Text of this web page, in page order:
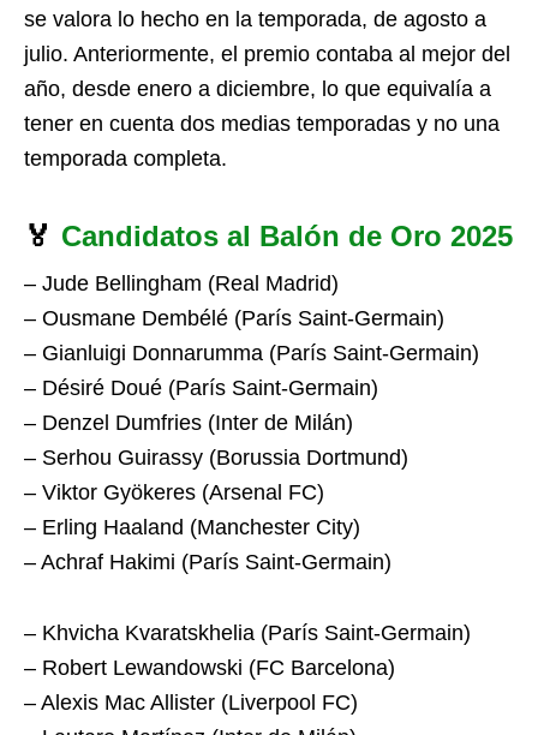
se valora lo hecho en la temporada, de agosto a
julio. Anteriormente, el premio contaba al mejor del
año, desde enero a diciembre, lo que equivalía a
tener en cuenta dos medias temporadas y no una
temporada completa.
🏅 Candidatos al Balón de Oro 2025
– Jude Bellingham (Real Madrid)
– Ousmane Dembélé (París Saint-Germain)
– Gianluigi Donnarumma (París Saint-Germain)
– Désiré Doué (París Saint-Germain)
– Denzel Dumfries (Inter de Milán)
– Serhou Guirassy (Borussia Dortmund)
– Viktor Gyökeres (Arsenal FC)
– Erling Haaland (Manchester City)
– Achraf Hakimi (París Saint-Germain)
– Khvicha Kvaratskhelia (París Saint-Germain)
– Robert Lewandowski (FC Barcelona)
– Alexis Mac Allister (Liverpool FC)